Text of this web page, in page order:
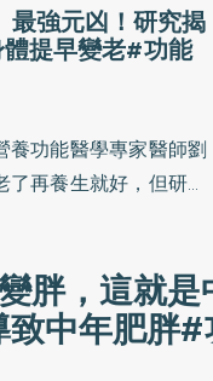
最強元凶！研究揭
體提早變老#功能
養功能醫學專家醫師劉
再養生就好，但研究
》特選此篇，想延緩老
方式。
胖，這就
致中年肥胖